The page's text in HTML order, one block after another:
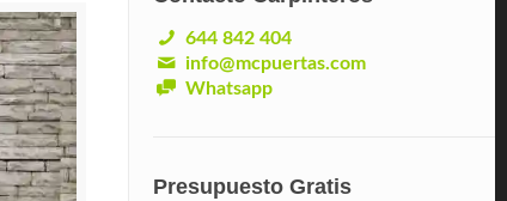
644 842 404
info@mcpuertas.com
Whatsapp
Presupuesto Gratis